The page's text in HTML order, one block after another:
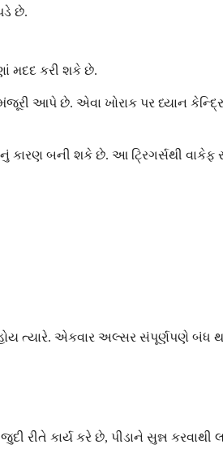
છે.
મદદ કરી શકે છે.
મંજૂરી આપે છે. એવા ખોરાક પર ધ્યાન
કારણ બની શકે છે. આ ટ્રિગર્સથી
ત્યારે. એકવાર અલ્સર સંપૂર્ણપણે બંધ
કાર્ય કરે છે, પીડાને સુન્ન